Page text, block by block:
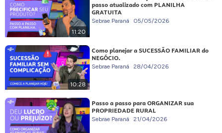
11:20
passo atualizado com PLANILHA
GRATUITA
Sebrae Paraná 05/05/2026
10:28
Como planejar a SUCESSÃO FAMILIAR do
NEGÓCIO.
Sebrae Paraná 28/04/2026
Passo a passo para ORGANIZAR sua
PROPRIEDADE RURAL
Sebrae Paraná 21/04/2026